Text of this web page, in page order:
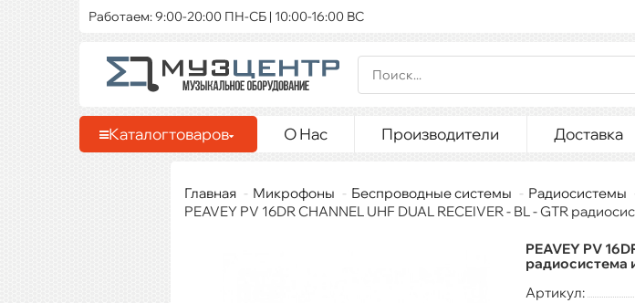
Работаем: 9:00-20:00 ПН-СБ | 10:00-16:00 ВС
Каталогтоваров О Нас Производители Доставка
Главная Микрофоны Беспроводные системы Радиосистемы
PEAVEY PV 16DR CHANNEL UHF DUAL RECEIVER - BL - GTR
PEAVEY PV
радиосистема
Артикул: